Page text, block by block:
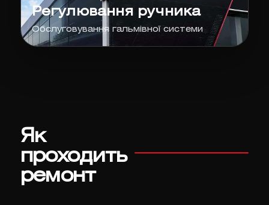
Регулювання ручника
Обслуговування гальмівної системи
Як
проходить
ремонт